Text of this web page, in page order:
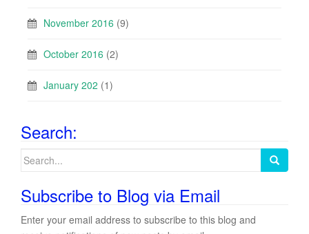
November 2016 (9)
October 2016 (2)
January 202 (1)
Search:
Search
Subscribe to Blog via Email
Enter your email address to subscribe to this blog and